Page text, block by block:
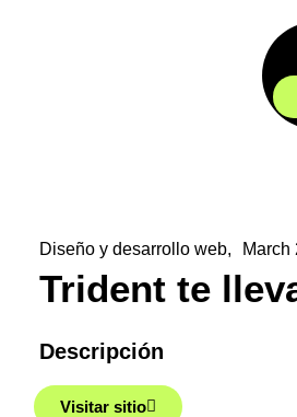
Diseño y desarrollo web, March
Trident te
Descripción
Visitar sitio